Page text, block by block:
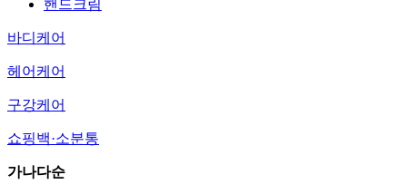
핸드크림
바디케어
헤어케어
구강케어
쇼핑백·소분통
가나다순